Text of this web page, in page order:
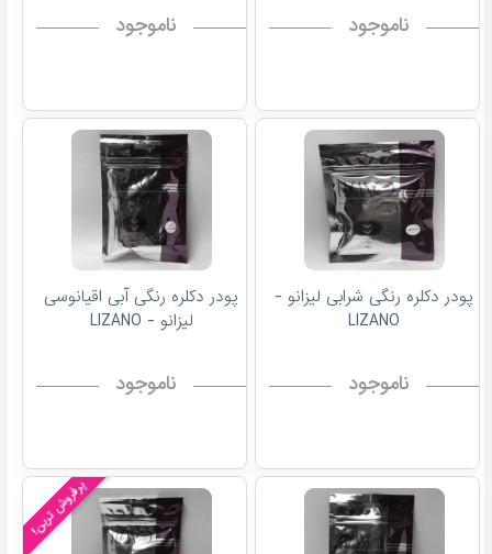
ناموجود ناموجود
پودر دکلره رنگی شرابی لیزانو -
LIZANO
ناموجود
پودر دکلره رنگی آبی اقیانوسی
لیزانو - LIZANO
ناموجود
پرفروش ترین!